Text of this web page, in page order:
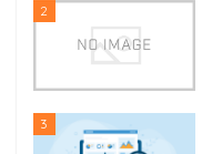
2
3